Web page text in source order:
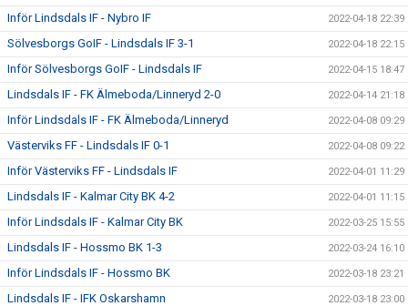
Inför Lindsdals IF - Nybro IF 2022-04-18 22:39
Sölvesborgs GoIF - Lindsdals IF 3-1 2022-04-18 22:15
Inför Sölvesborgs GoIF - Lindsdals IF 2022-04-15 18:47
Lindsdals IF - FK Älmeboda/Linneryd 2-0 2022-04-14 21:18
Inför Lindsdals IF - FK Älmeboda/Linneryd 2022-04-08 09:29
Västerviks FF - Lindsdals IF 0-1 2022-04-08 09:22
Inför Västerviks FF - Lindsdals IF 2022-04-01 11:29
Lindsdals IF - Kalmar City BK 4-2 2022-04-01 11:15
Inför Lindsdals IF - Kalmar City BK 2022-03-25 15:55
Lindsdals IF - Hossmo BK 1-3 2022-03-24 16:10
Inför Lindsdals IF - Hossmo BK 2022-03-18 23:21
Lindsdals IF - IFK Oskarshamn 2022-03-18 23:00